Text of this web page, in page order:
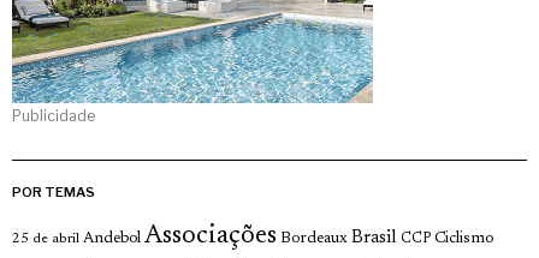
Publicidade
POR TEMAS
25 de abril Andebol Associações Bordeaux Brasil CCP Ciclismo